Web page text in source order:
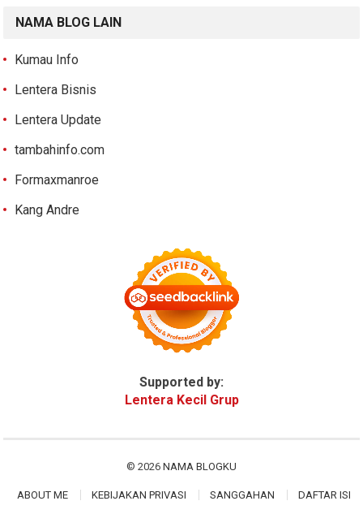
NAMA BLOG LAIN
Kumau Info
Lentera Bisnis
Lentera Update
tambahinfo.com
Formaxmanroe
Kang Andre
Supported by:
Lentera Kecil Grup
© 2026 NAMA BLOGKU
ABOUT ME KEBIJAKAN PRIVASI SANGGAHAN DAFTAR ISI